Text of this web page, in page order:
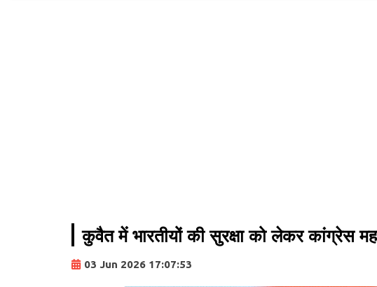
कुवैत में भारतीयों की सुरक्षा को लेकर कांग्रेस
03 Jun 2026 17:07:53